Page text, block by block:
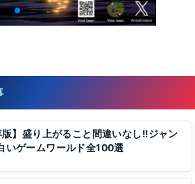
版】盛り上がること間違いなし!!ジャン
いゲームワールド全100選